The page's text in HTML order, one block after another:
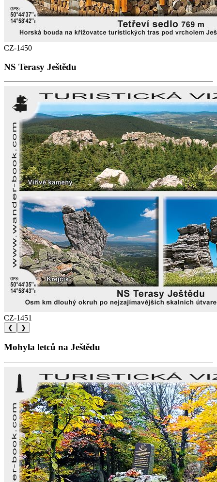
CZ-1450
NS Terasy Ještědu
CZ-1451
❮ ❯
Mohyla letců na Ještědu